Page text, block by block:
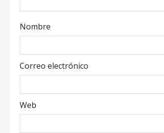
Nombre
Correo electrónico
Web